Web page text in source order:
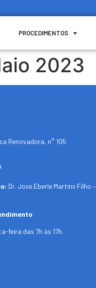
PROCEDIMENTOS
2023
Renovadora, n° 105
Dr. Jose Eberle Martins Filho –
feira das 7h às 17h.